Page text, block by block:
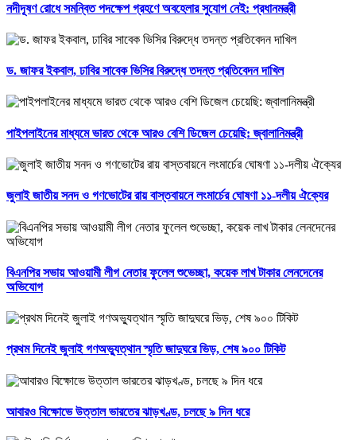
নদীদূষণ রোধে সমন্বিত পদক্ষেপ গ্রহণে অবহেলার সুযোগ নেই: প্রধানমন্ত্রী
ড. জাফর ইকবাল, ঢাবির সাবেক ভিসির বিরুদ্ধে তদন্ত প্রতিবেদন দাখিল
পাইপলাইনের মাধ্যমে ভারত থেকে আরও বেশি ডিজেল চেয়েছি: জ্বালানিমন্ত্রী
জুলাই জাতীয় সনদ ও গণভোটের রায় বাস্তবায়নে লংমার্চের ঘোষণা ১১-দলীয় ঐক্যের
বিএনপির সভায় আওয়ামী লীগ নেতার ফুলেল শুভেচ্ছা, কয়েক লাখ টাকার লেনদেনের
অভিযোগ
প্রথম দিনেই জুলাই গণঅভ্যুত্থান স্মৃতি জাদুঘরে ভিড়, শেষ ৯০০ টিকিট
আবারও বিক্ষোভে উত্তাল ভারতের ঝাড়খণ্ড, চলছে ৯ দিন ধরে